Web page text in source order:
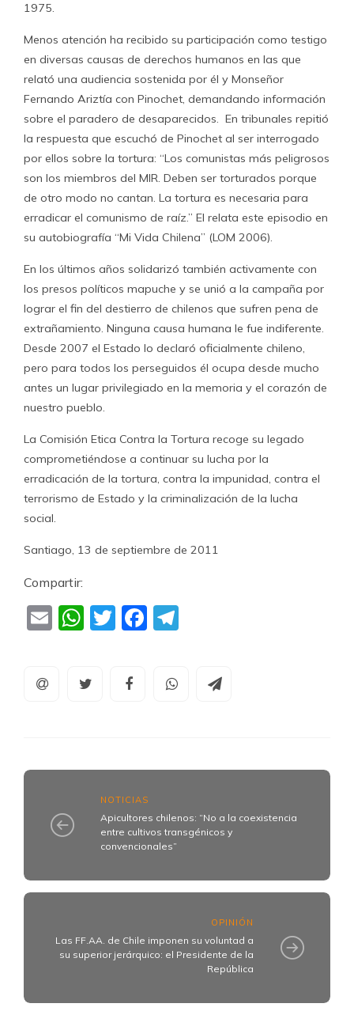
1975.
Menos atención ha recibido su participación como testigo
en diversas causas de derechos humanos en las que
relató una audiencia sostenida por él y Monseñor
Fernando Ariztía con Pinochet, demandando información
sobre el paradero de desaparecidos. En tribunales repitió
la respuesta que escuchó de Pinochet al ser interrogado
por ellos sobre la tortura: “Los comunistas más peligrosos
son los miembros del MIR. Deben ser torturados porque
de otro modo no cantan. La tortura es necesaria para
erradicar el comunismo de raíz.” El relata este episodio en
su autobiografía “Mi Vida Chilena” (LOM 2006).
En los últimos años solidarizó también activamente con
los presos políticos mapuche y se unió a la campaña por
lograr el fin del destierro de chilenos que sufren pena de
extrañamiento. Ninguna causa humana le fue indiferente.
Desde 2007 el Estado lo declaró oficialmente chileno,
pero para todos los perseguidos él ocupa desde mucho
antes un lugar privilegiado en la memoria y el corazón de
nuestro pueblo.
La Comisión Etica Contra la Tortura recoge su legado
comprometiéndose a continuar su lucha por la
erradicación de la tortura, contra la impunidad, contra el
terrorismo de Estado y la criminalización de la lucha
social.
Santiago, 13 de septiembre de 2011
Compartir:
EmailWhatsApp
TwitterFacebook
NOTICIAS
Apicultores chilenos: “No a la coexistencia
entre cultivos transgénicos y
convencionales”
OPINIÓN
Las FF.AA. de Chile imponen su voluntad a
su superior jerárquico: el Presidente de la
República